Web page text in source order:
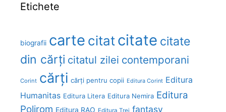
Etichete
biografii carte citatcitate citate
din cărți citatul zilei contemporani
Corint cărți cărți pentru copii Editura Corint Editura
Humanitas Editura Litera Editura Nemira Editura
Polirom Editura RAO Editura Trei fantasy